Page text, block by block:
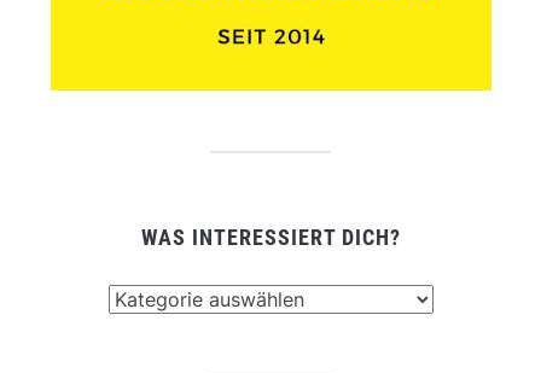
WAS INTERESSIERT DICH?